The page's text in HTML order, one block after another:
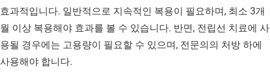
효과적입니다. 일반적으로 지속적인 복용이 필요하며, 최소 3개
월 이상 복용해야 효과를 볼 수 있습니다. 반면, 전립선 치료에 사
용될 경우에는 고용량이 필요할 수 있으며, 전문의의 처방 하에
사용해야 합니다.